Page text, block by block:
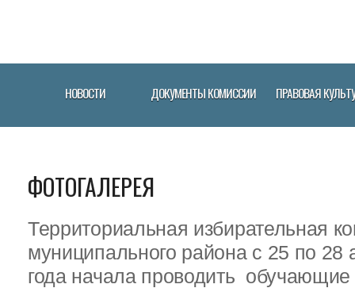
НОВОСТИ ДОКУМЕНТЫ КОМИССИИ ПРАВОВАЯ
ФОТОГАЛЕРЕЯ
Территориальная избирательная
муниципального района с 25 по 28
года начала проводить